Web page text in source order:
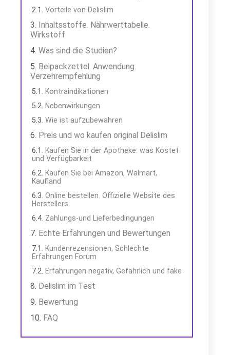
Vorteile von Delislim
Inhaltsstoffe. Nährwerttabelle.
Wirkstoff
Was sind die Studien?
Beipackzettel. Anwendung.
Verzehrempfehlung
Kontraindikationen
Nebenwirkungen
Wie ist aufzubewahren
Preis und wo kaufen original Delislim
Kaufen Sie in der Apotheke: was Kostet
und Verfügbarkeit
Kaufen Sie bei Amazon, Walmart,
Kaufland
Online bestellen. Offizielle Website des
Herstellers
Zahlungs-und Lieferbedingungen
Echte Erfahrungen und Bewertungen
Kundenrezensionen, Schlechte
Erfahrungen Forum
Erfahrungen negativ, Gefährlich und fake
Delislim im Test
Bewertung
FAQ